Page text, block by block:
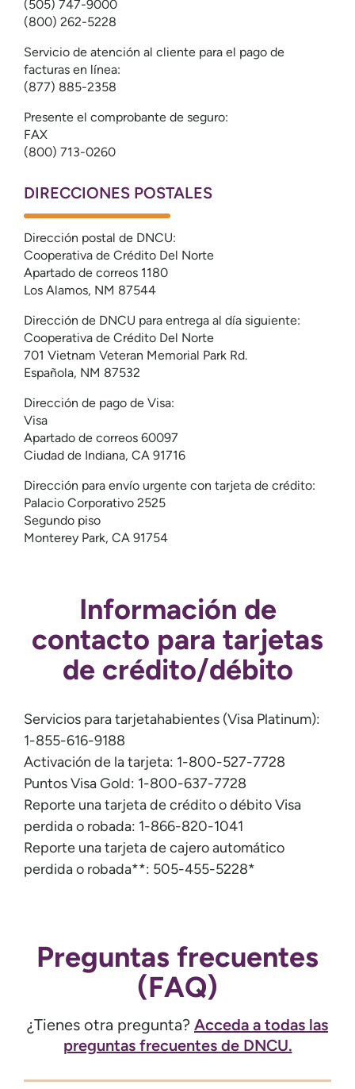
(505) 747-9000
(800) 262-5228
Servicio de atención al cliente para el pago de
facturas en línea:
(877) 885-2358
Presente el comprobante de seguro:
FAX
(800) 713-0260
DIRECCIONES POSTALES
Dirección postal de DNCU:
Cooperativa de Crédito Del Norte
Apartado de correos 1180
Los Alamos, NM 87544
Dirección de DNCU para entrega al día siguiente:
Cooperativa de Crédito Del Norte
701 Vietnam Veteran Memorial Park Rd.
Española, NM 87532
Dirección de pago de Visa:
Visa
Apartado de correos 60097
Ciudad de Indiana, CA 91716
Dirección para envío urgente con tarjeta de crédito:
Palacio Corporativo 2525
Segundo piso
Monterey Park, CA 91754
Información de
contacto para tarjetas
de crédito/débito
Servicios para tarjetahabientes (Visa Platinum):
1-855-616-9188
Activación de la tarjeta: 1-800-527-7728
Puntos Visa Gold: 1-800-637-7728
Reporte una tarjeta de crédito o débito Visa
perdida o robada: 1-866-820-1041
Reporte una tarjeta de cajero automático
perdida o robada**: 505-455-5228*
Preguntas frecuentes
(FAQ)
¿Tienes otra pregunta? Acceda a todas las
preguntas frecuentes de DNCU.